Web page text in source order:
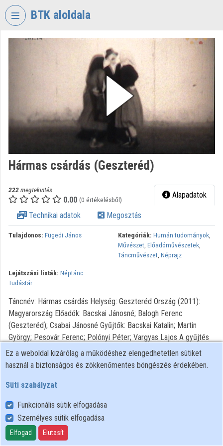
Fejléc kihagyása
BTK aloldala
BÖLCSÉSZETTUDOMÁNYI
Intézményi kezdőlap
Bejelentkezés
Kategóriák
Intézményi listák
Intézmények
Közreműködők
Hármas csárdás (Geszteréd)
222megtekintés
0.00 (0 értékelésből) Alapadatok
Technikai adatok Megosztás
Tulajdonos: Fügedi János Kategóriák: Humán tudományok,
Művészet, Előadóművészetek,
Táncművészet, Néprajz
Lejátszási listák: Néptánc
Tudástár
Táncnév: Hármas csárdás Helység: Geszteréd Ország (2011):
Magyarország Előadók: Bacskai Jánosné; Balogh Ferenc
(Geszteréd); Csabai Jánosné Gyűjtők: Bacskai Katalin; Martin
György; Pesovár Ferenc; Polónyi Péter; Vargyas Lajos A gyűjtés
időpontja: 1955.12.17. Archívumi azonosító: MTA BTK ZTI
Ft.281.14
Copyright: MTA Bölcsészettudományi Kutatóközpont
Felhasználói szabályzat
Adatkezelési tájékoztató
Süti szabályzat
Ez a weboldal kizárólag a működéshez elengedhetetlen sütiket
használ a biztonságos és zökkenőmentes böngészés érdekében.
Süti szabályzat
Funkcionális sütik elfogadása
Személyes sütik elfogadása
Elfogad Elutasít